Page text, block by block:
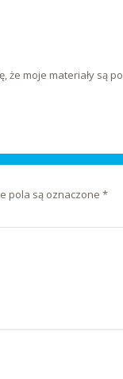
że moje materiały są
pola są oznaczone *